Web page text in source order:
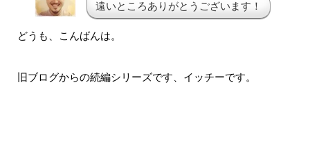
遠いところありがとうございます！
どうも、こんばんは。
旧ブログからの続編シリーズです、イッチーです。